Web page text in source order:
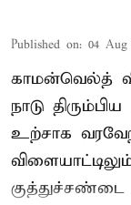
Published on: 04 Aug
காமன்வெல்த்
நாடு
உற்சாக
குத்துச்சண்டை